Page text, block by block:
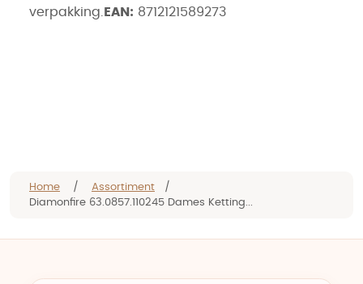
verpakking. EAN: 8712121589273
Home / Assortiment
/
Diamonfire 63.0857.110245 Dames Ketting...